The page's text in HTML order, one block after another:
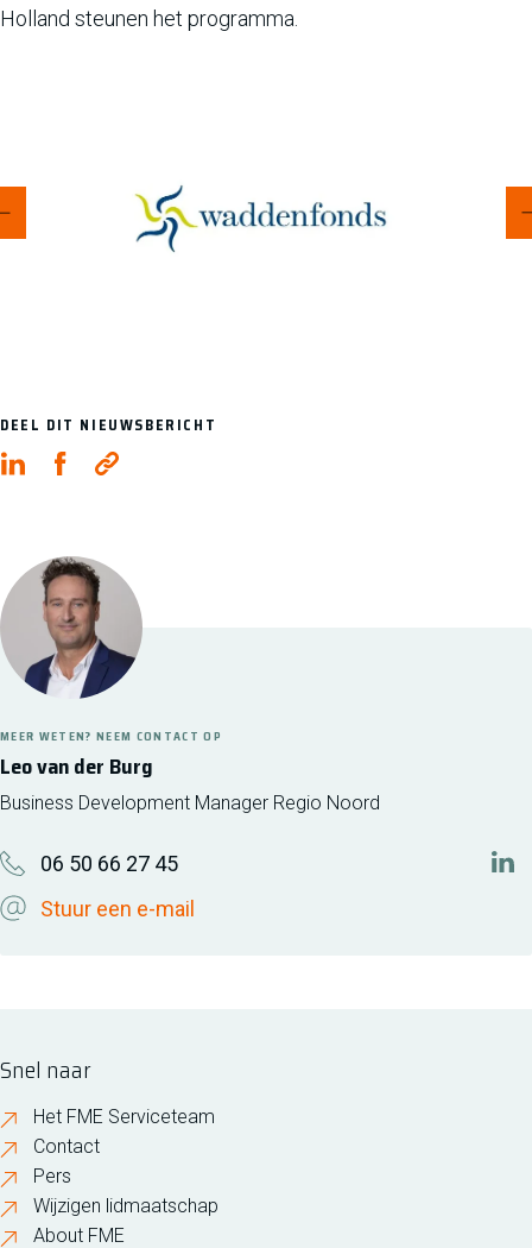
Holland steunen het programma.
DEEL DIT NIEUWSBERICHT
Leo van der Burg
MEER WETEN? NEEM CONTACT OP
Business Development Manager Regio Noord
06 50 66 27 45
Stuur een e-mail
Snel naar
Het FME Serviceteam
Contact
Pers
Wijzigen lidmaatschap
About FME